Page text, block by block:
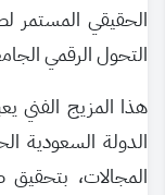
الحقيقي المستمر
التحول الرقمي
هذا المزيج الفني
الدولة السعودية
المجالات،